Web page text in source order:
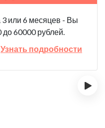
3 или 6 месяцев - Вы
до 60000 рублей.
Узнать подробности
›